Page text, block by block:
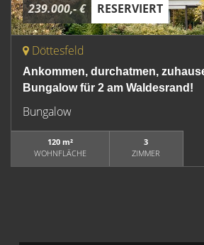
239.000,- € RESERVIERT
Döttesfeld
Ankommen, durchatmen,
Bungalow für 2 am Waldesrand!
Bungalow
120 m²
WOHNFLÄCHE
3
ZIMMER